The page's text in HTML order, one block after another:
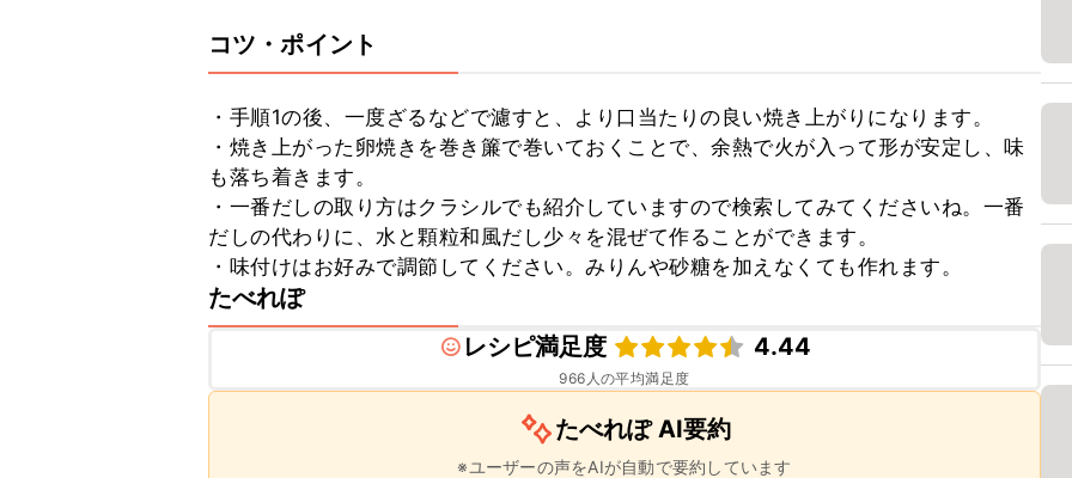
コツ・ポイント
・手順1の後、一度ざるなどで濾すと、より口当たりの良い焼き上がりになります。
・焼き上がった卵焼きを巻き簾で巻いておくことで、余熱で火が入って形が安定し、味
も落ち着きます。
・一番だしの取り方はクラシルでも紹介していますので検索してみてくださいね。一番
だしの代わりに、水と顆粒和風だし少々を混ぜて作ることができます。
・味付けはお好みで調節してください。みりんや砂糖を加えなくても作れます。
たべれぽ
レシピ満足度
4.44
966 人の平均満足度
たべれぽ AI要約
※ユーザーの声をAIが自動で要約しています